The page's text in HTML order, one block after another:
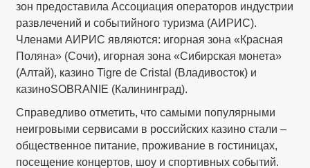
зон предоставила Ассоциация операторов индустрии
развлечений и событийного туризма (АИРИС).
Членами АИРИС являются: игорная зона «Красная
Поляна» (Сочи), игорная зона «Сибирская монета»
(Алтай), казино Tigre de Cristal (Владивосток) и
казиноSOBRANIE (Калининград).
Справедливо отметить, что самыми популярными
неигровыми сервисами в российских казино стали –
общественное питание, проживание в гостиницах,
посещение концертов, шоу и спортивных событий.